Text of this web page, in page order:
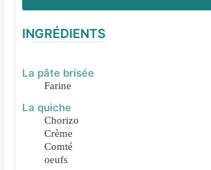
INGRÉDIENTS
La pâte brisée
Farine
La quiche
Chorizo
Crème
Comté
oeufs